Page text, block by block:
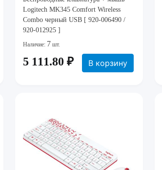
Logitech MK345 Comfort Wireless
Combo черный USB [ 920-006490 /
920-012925 ]
Наличие: 7 шт.
5 111.80 ₽ В корзину